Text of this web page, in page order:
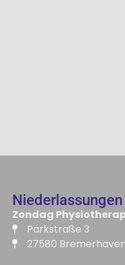
Niederlassungen
Zondag
Parkstraße 3
27580 Bremerhaven